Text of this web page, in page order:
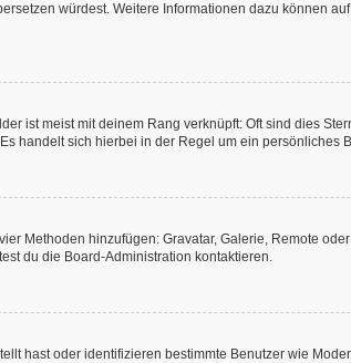
würdest. Weitere Informationen dazu können
ist meist mit deinem Rang verknüpft: Oft sind dies
handelt sich hierbei in der Regel um ein
Methoden hinzufügen: Gravatar, Galerie, Remote
du die Board-Administration kontaktieren.
hast oder identifizieren bestimmte Benutzer wie